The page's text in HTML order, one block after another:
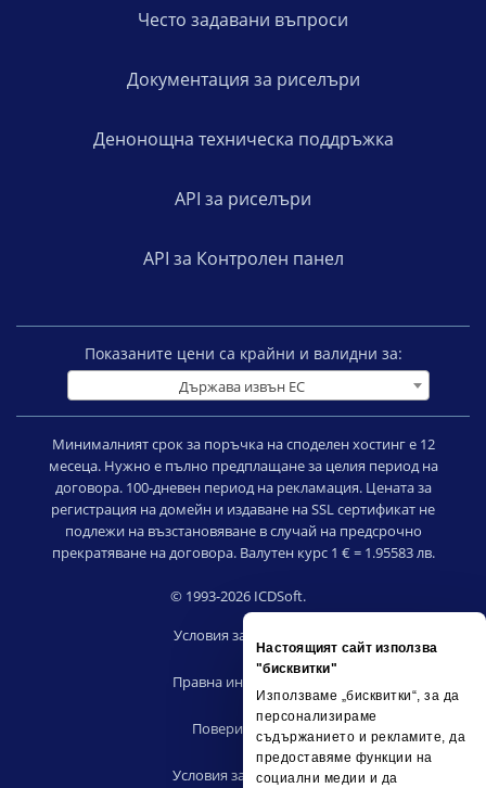
Настоящият сайт използва
"бисквитки"
Използваме „бисквитки“, за да
персонализираме
съдържанието и рекламите, да
предоставяме функции на
социални медии и да
Често задавани въпроси
Документация за риселъри
Денонощна техническа поддръжка
API за риселъри
API за Контролен панел
Показаните цени са крайни и валидни за:
Държава извън ЕС
Минималният срок за поръчка на споделен хостинг е 12
месеца. Нужно е пълно предплащане за целия период на
договора. 100-дневен период на рекламация. Цената за
регистрация на домейн и издаване на SSL сертификат не
подлежи на възстановяване в случай на предсрочно
прекратяване на договора. Валутен курс 1 € = 1.95583 лв.
© 1993-2026 ICDSoft.
Условия за ползване
Правна информация
Поверителност
Условия за риселъри